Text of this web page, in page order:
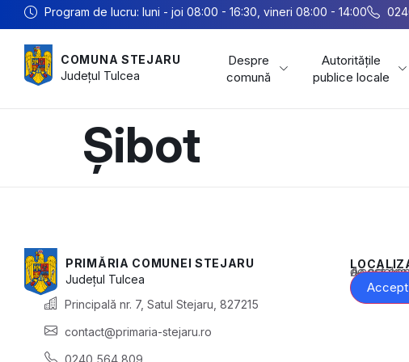
Program de lucru: luni - joi 08:00 - 16:30, vineri 08:00 - 14:00
COMUNA STEJARU
Județul Tulcea
Despre
comună
Autoritățile
publice locale
Șibot
PRIMĂRIA COMUNEI STEJARU
Județul Tulcea
Principală nr. 7, Satul Stejaru, 827215
contact@primaria-stejaru.ro
0240 564 809
Acest conținut este blocat până când acceptați categoria
Accept